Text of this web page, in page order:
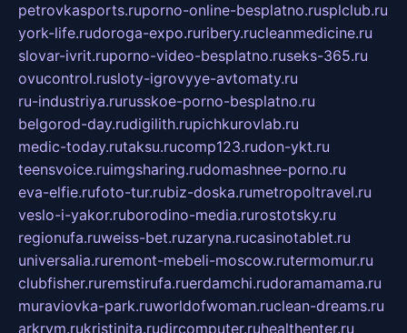
petrovkasports.ruporno-online-besplatno.rusplclub.ru
york-life.rudoroga-expo.ruribery.rucleanmedicine.ru
slovar-ivrit.ruporno-video-besplatno.ruseks-365.ru
ovucontrol.rusloty-igrovyye-avtomaty.ru
ru-industriya.rurusskoe-porno-besplatno.ru
belgorod-day.rudigilith.rupichkurovlab.ru
medic-today.rutaksu.rucomp123.rudon-ykt.ru
teensvoice.ruimgsharing.rudomashnee-porno.ru
eva-elfie.rufoto-tur.rubiz-doska.rumetropoltravel.ru
veslo-i-yakor.ruborodino-media.rurostotsky.ru
regionufa.ruweiss-bet.ruzaryna.rucasinotablet.ru
universalia.ruremont-mebeli-moscow.rutermomur.ru
clubfisher.ruremstirufa.ruerdamchi.rudoramamama.ru
muraviovka-park.ruworldofwoman.ruclean-dreams.ru
arkrym.rukristinita.rudircomputer.ruhealthenter.ru